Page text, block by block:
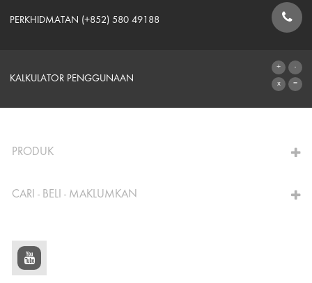
PERKHIDMATAN (+852) 580 49188
BORANG HUBUNGAN
KALKULATOR PENGGUNAAN
PRODUK
CARI - BELI - MAKLUMKAN